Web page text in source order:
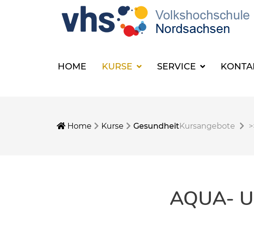
HOME KURSE SERVICE
Home Kurse GesundheitKursangebote
AQUA-